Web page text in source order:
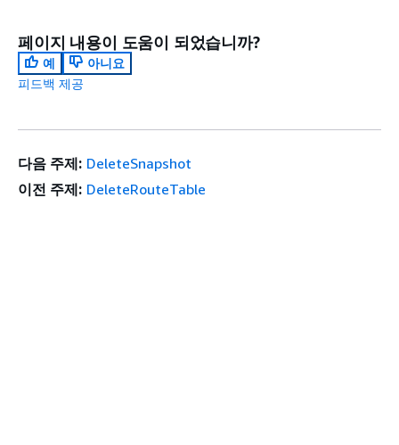
페이지 내용이 도움이 되었습니까?
예
아니요
피드백 제공
다음 주제: DeleteSnapshot
이전 주제: DeleteRouteTable